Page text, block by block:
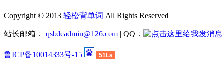
Copyright © 2013 轻松背单词 All Rights Reserved
站长邮箱： qsbdcadmin@126.com | QQ：
鲁ICP备10014333号-15 51La